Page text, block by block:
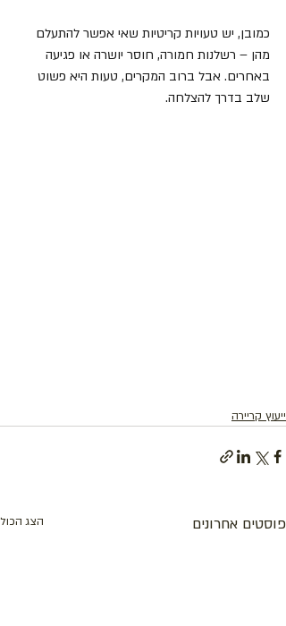
כמובן, יש טעויות קריטיות שאי אפשר להתעלם
מהן – רשלנות חמורה, חוסר יושרה או פגיעה
באחרים. אבל ברוב המקרים, טעות היא פשוט
שלב בדרך להצלחה.
ייעוץ קריירה
פוסטים אחרונים הצג הכול